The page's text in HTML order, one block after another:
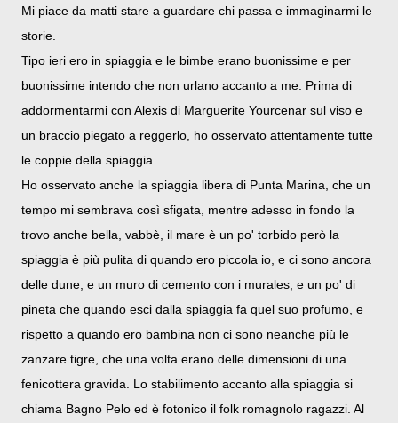
Mi piace da matti stare a guardare chi passa e immaginarmi le
storie.
Tipo ieri ero in spiaggia e le bimbe erano buonissime e per
buonissime intendo che non urlano accanto a me. Prima di
addormentarmi con Alexis di Marguerite Yourcenar sul viso e
un braccio piegato a reggerlo, ho osservato attentamente tutte
le coppie della spiaggia.
Ho osservato anche la spiaggia libera di Punta Marina, che un
tempo mi sembrava così sfigata, mentre adesso in fondo la
trovo anche bella, vabbè, il mare è un po' torbido però la
spiaggia è più pulita di quando ero piccola io, e ci sono ancora
delle dune, e un muro di cemento con i murales, e un po' di
pineta che quando esci dalla spiaggia fa quel suo profumo, e
rispetto a quando ero bambina non ci sono neanche più le
zanzare tigre, che una volta erano delle dimensioni di una
fenicottera gravida. Lo stabilimento accanto alla spiaggia si
chiama Bagno Pelo ed è fotonico il folk romagnolo ragazzi. Al